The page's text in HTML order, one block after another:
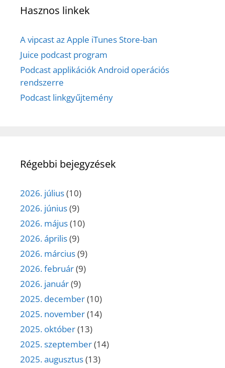
Hasznos linkek
A vipcast az Apple iTunes Store-ban
Juice podcast program
Podcast applikációk Android operációs
rendszerre
Podcast linkgyűjtemény
Régebbi bejegyzések
2026. július(10)
2026. június(9)
2026. május(10)
2026. április(9)
2026. március(9)
2026. február(9)
2026. január(9)
2025. december(10)
2025. november(14)
2025. október(13)
2025. szeptember(14)
2025. augusztus(13)